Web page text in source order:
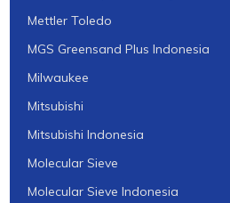
Mettler Toledo
MGS Greensand Plus Indonesia
Milwaukee
Mitsubishi
Mitsubishi Indonesia
Molecular Sieve
Molecular Sieve Indonesia